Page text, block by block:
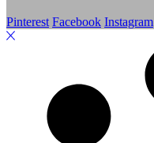
Pinterest Facebook Instagram